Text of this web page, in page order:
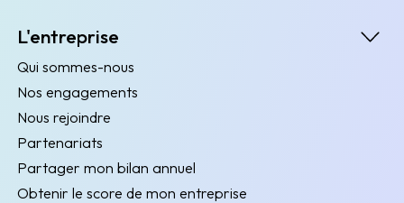
L'entreprise
Qui sommes-nous
Nos engagements
Nous rejoindre
Partenariats
Partager mon bilan annuel
Obtenir le score de mon entreprise